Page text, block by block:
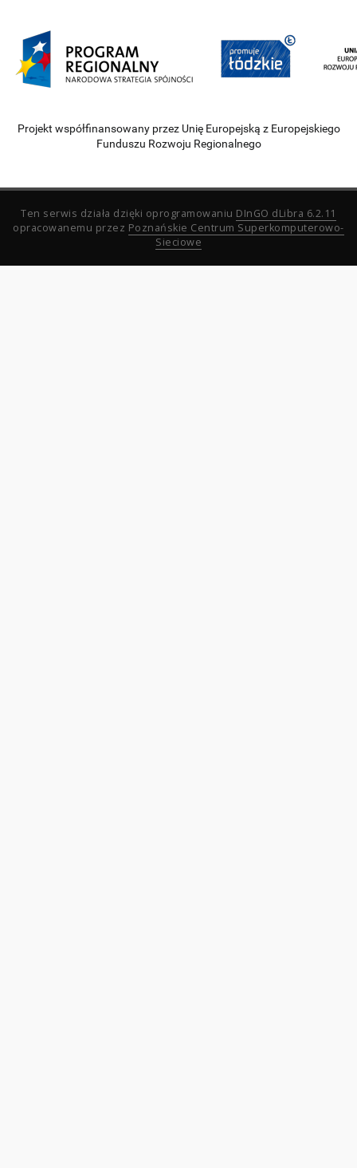
Projekt współfinansowany przez Unię Europejską z Europejskiego
Funduszu Rozwoju Regionalnego
Ten serwis działa dzięki oprogramowaniu DInGO dLibra 6.2.11
opracowanemu przez Poznańskie Centrum Superkomputerowo-
Sieciowe